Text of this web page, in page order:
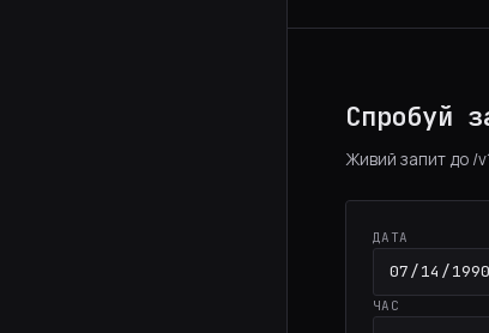
Спробуй
Живий запит до /
ДАТА
ЧАС